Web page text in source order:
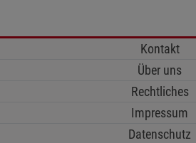
Kontakt
Über uns
Rechtliches
Impressum
Datenschutz